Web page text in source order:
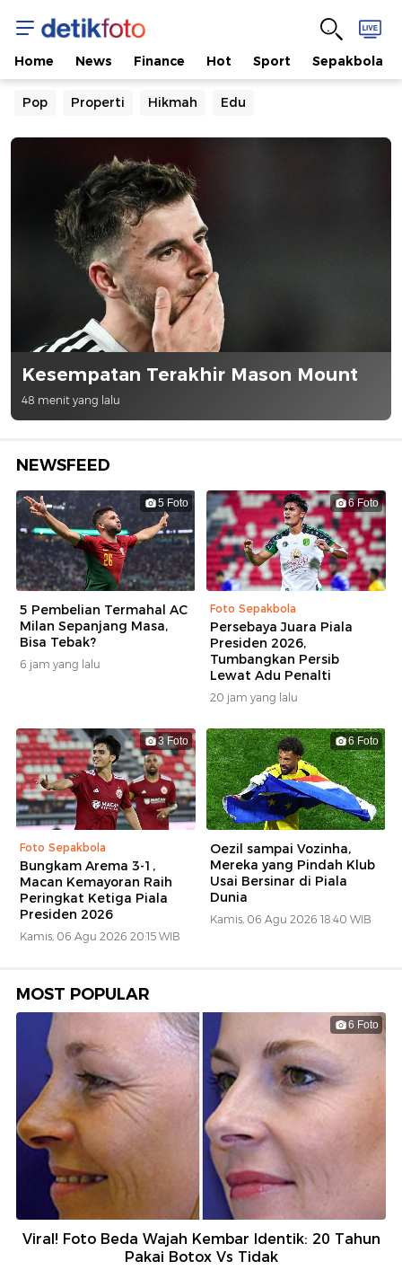
Berita
Terbaru
dan
Terpecaya
Hari
Detikcom
Home News Finance Hot Sport Sepakbola
Pop Properti Hikmah Edu
Kesempatan Terakhir Mason Mount
48 menit yang lalu
NEWSFEED
5 Foto
5 Pembelian Termahal AC
Milan Sepanjang Masa,
Bisa Tebak?
6 jam yang lalu
6 Foto
Foto Sepakbola
Persebaya Juara Piala
Presiden 2026,
Tumbangkan Persib
Lewat Adu Penalti
20 jam yang lalu
3 Foto
Foto Sepakbola
Bungkam Arema 3-1,
Macan Kemayoran Raih
Peringkat Ketiga Piala
Presiden 2026
Kamis, 06 Agu 2026 20:15 WIB
6 Foto
Oezil sampai Vozinha,
Mereka yang Pindah Klub
Usai Bersinar di Piala
Dunia
Kamis, 06 Agu 2026 18:40 WIB
MOST POPULAR
6 Foto
Viral! Foto Beda Wajah Kembar Identik: 20 Tahun
Pakai Botox Vs Tidak